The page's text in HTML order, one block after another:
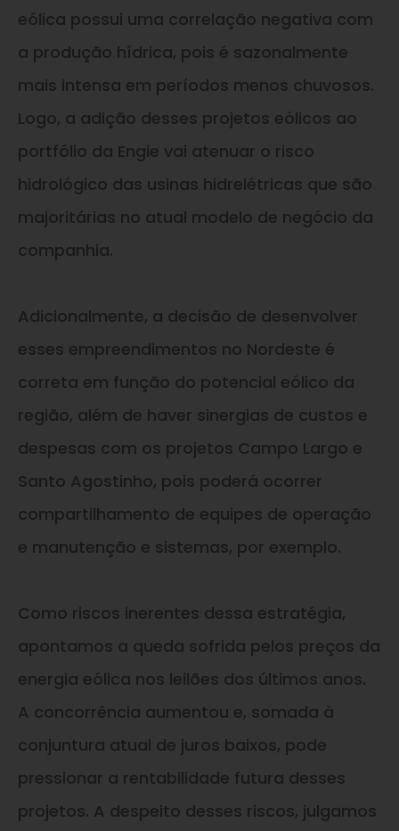
eólica possui uma correlação negativa com
a produção hídrica, pois é sazonalmente
mais intensa em períodos menos chuvosos.
Logo, a adição desses projetos eólicos ao
portfólio da Engie vai atenuar o risco
hidrológico das usinas hidrelétricas que são
majoritárias no atual modelo de negócio da
companhia.
Adicionalmente, a decisão de desenvolver
esses empreendimentos no Nordeste é
correta em função do potencial eólico da
região, além de haver sinergias de custos e
despesas com os projetos Campo Largo e
Santo Agostinho, pois poderá ocorrer
compartilhamento de equipes de operação
e manutenção e sistemas, por exemplo.
Como riscos inerentes dessa estratégia,
apontamos a queda sofrida pelos preços da
energia eólica nos leilões dos últimos anos.
A concorrência aumentou e, somada à
conjuntura atual de juros baixos, pode
pressionar a rentabilidade futura desses
projetos. A despeito desses riscos, julgamos